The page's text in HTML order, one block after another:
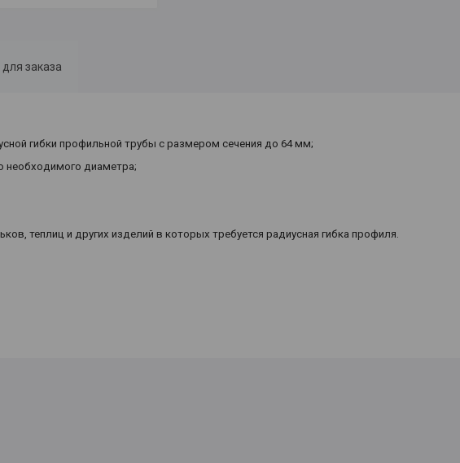
заказа
гибки профильной трубы с размером сечения до 64 мм;
необходимого диаметра;
теплиц и других изделий в которых требуется радиусная гибка профиля.